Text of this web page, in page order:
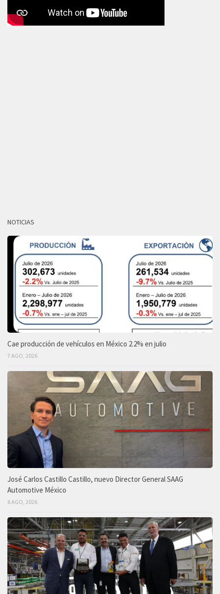
NOTICIAS
Cae producción de vehículos en México 2.2% en julio
7 AGO, 2026
José Carlos Castillo Castillo, nuevo Director General SAAG
Automotive México
6 AGO, 2026